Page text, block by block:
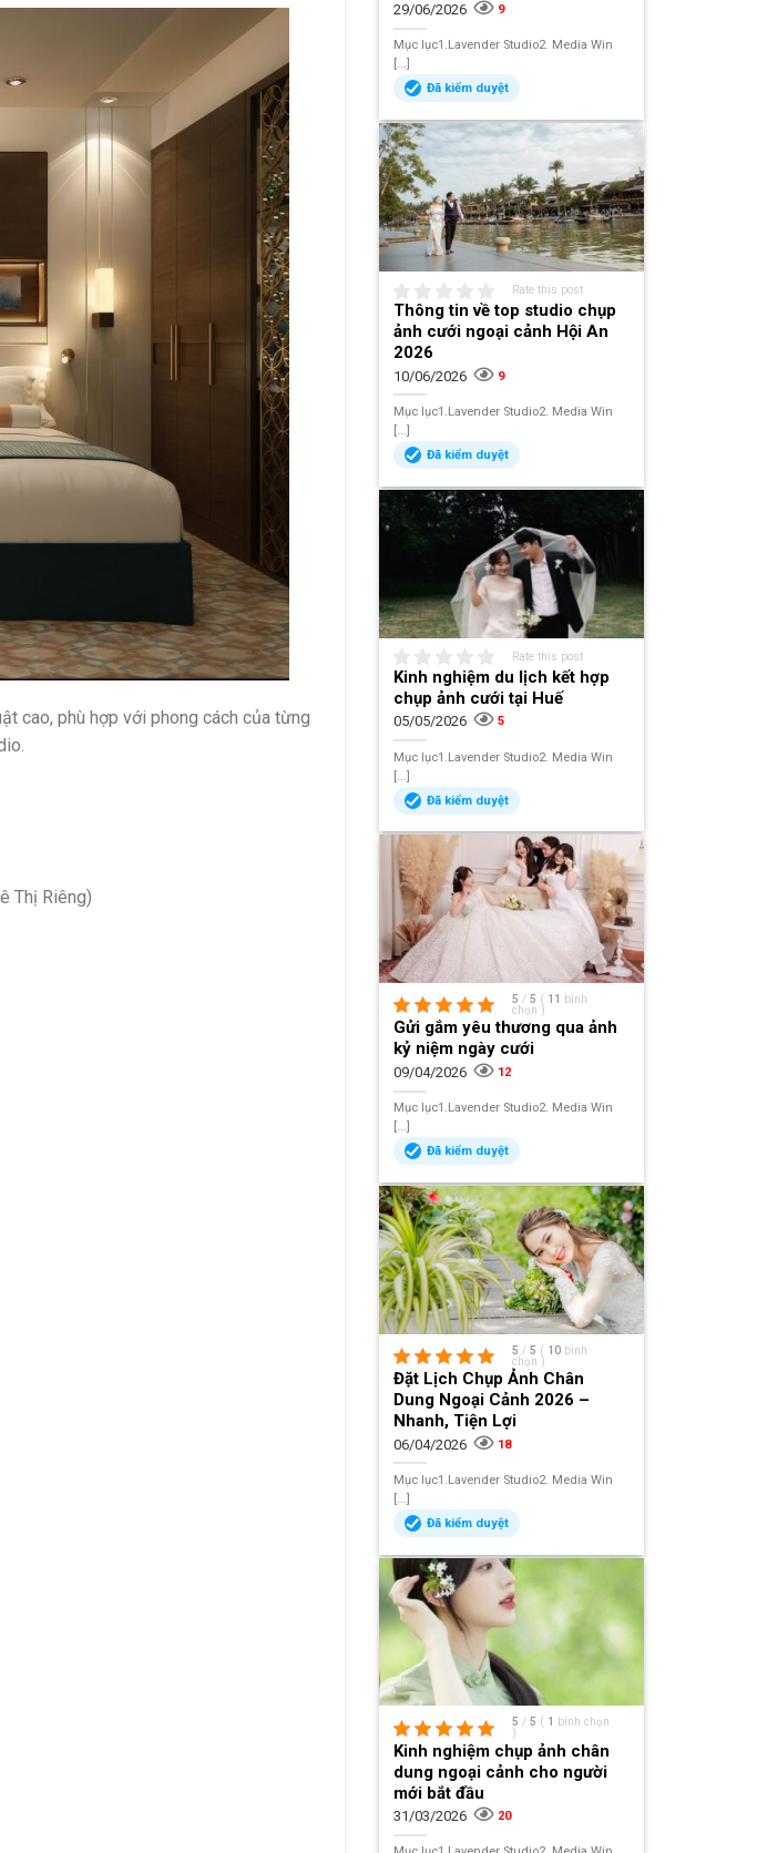
cao, phù hợp với phong cách của từng
Thị Riêng)
29/06/2026 9
Mục lục1.Lavender Studio2. Media Win
[...]
Đã kiểm duyệt
Rate this post
Thông tin về top studio chụp
ảnh cưới ngoại cảnh Hội An
2026
10/06/2026 9
Mục lục1.Lavender Studio2. Media Win
[...]
Đã kiểm duyệt
Rate this post
Kinh nghiệm du lịch kết hợp
chụp ảnh cưới tại Huế
05/05/2026 5
Mục lục1.Lavender Studio2. Media Win
[...]
Đã kiểm duyệt
5 / 5 ( 11
bình
chọn )
Gửi gắm yêu thương qua ảnh
kỷ niệm ngày cưới
09/04/2026 12
Mục lục1.Lavender Studio2. Media Win
[...]
Đã kiểm duyệt
5 / 5 ( 10 bình
chọn )
Đặt Lịch Chụp Ảnh Chân
Dung Ngoại Cảnh 2026 –
Nhanh, Tiện Lợi
06/04/2026 18
Mục lục1.Lavender Studio2. Media Win
[...]
Đã kiểm duyệt
5 / 5 ( 1
bình chọn
)
Kinh nghiệm chụp ảnh chân
dung ngoại cảnh cho người
mới bắt đầu
31/03/2026 20